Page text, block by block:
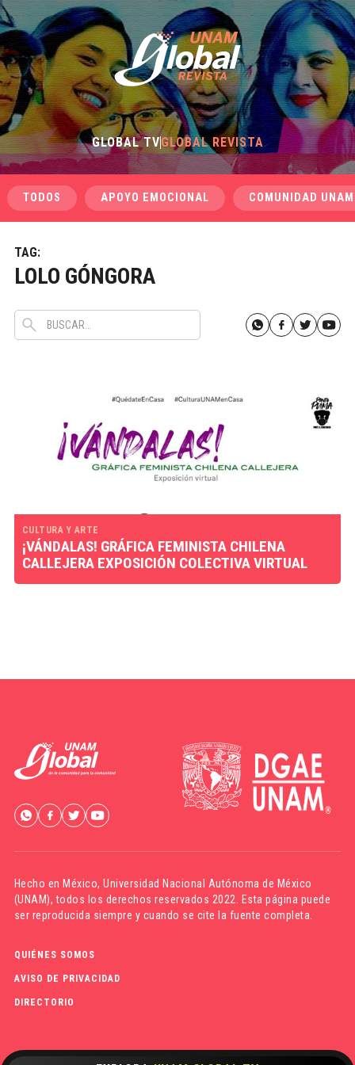
GLOBAL TVGLOBAL REVISTA
TODOS APOYO EMOCIONAL COMUNIDAD UNAM
TAG:
LOLO GÓNGORA
CULTURA Y ARTE
¡VÁNDALAS! GRÁFICA FEMINISTA CHILENA
CALLEJERA EXPOSICIÓN COLECTIVA VIRTUAL
Hecho en México,Universidad Nacional Autónoma de México
(UNAM), todos los derechos reservados 2022. Esta página puede
ser reproducida siempre y cuando se cite la fuente completa.
QUIÉNES SOMOS
AVISO DE PRIVACIDAD
DIRECTORIO